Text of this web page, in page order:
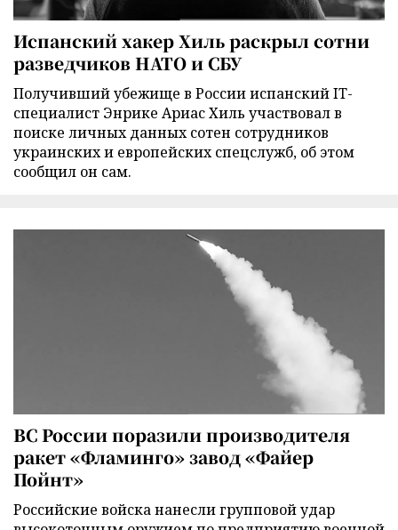
Испанский хакер Хиль раскрыл сотни
разведчиков НАТО и СБУ
Получивший убежище в России испанский IT-
специалист Энрике Ариас Хиль участвовал в
поиске личных данных сотен сотрудников
украинских и европейских спецслужб, об этом
сообщил он сам.
ВС России поразили производителя
ракет «Фламинго» завод «Файер
Пойнт»
Российские войска нанесли групповой удар